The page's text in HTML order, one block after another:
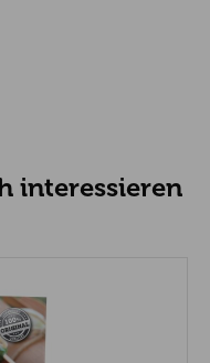
interessieren